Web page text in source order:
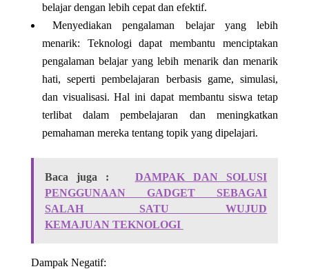
belajar dengan lebih cepat dan efektif.
Menyediakan pengalaman belajar yang lebih
menarik: Teknologi dapat membantu menciptakan
pengalaman belajar yang lebih menarik dan menarik
hati, seperti pembelajaran berbasis game, simulasi,
dan visualisasi. Hal ini dapat membantu siswa tetap
terlibat dalam pembelajaran dan meningkatkan
pemahaman mereka tentang topik yang dipelajari.
Baca juga :
DAMPAK DAN SOLUSI
PENGGUNAAN GADGET SEBAGAI
SALAH SATU WUJUD
KEMAJUAN TEKNOLOGI
Dampak Negatif: